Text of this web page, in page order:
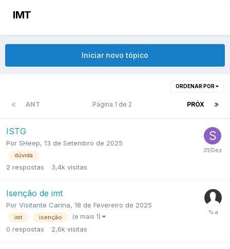
IMT
Iniciar novo tópico
ORDENAR POR
ANT PRÓX
Página 1 de 2
ISTG
Por SHeep, 13 de Setembro de 2025
dúvida
2 respostas 3,4k visitas
Isenção de imt
Por Visitante Carina, 18 de Fevereiro de 2025
imt isenção (e mais 1)
0 respostas 2,6k visitas